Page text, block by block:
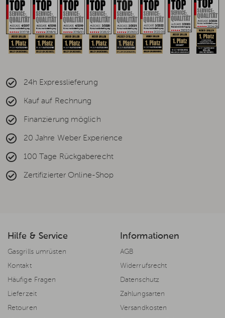
24h Expresslieferung
Kauf auf Rechnung
Finanzierung möglich
20 Jahre Weber Experience
100 Tage Rückgaberecht
Zertifizierter Online-Shop
Hilfe & Service
Gasgrills umrüsten
Kontakt
Häufige Fragen
Lieferzeit
Retouren
Informationen
AGB
Widerrufsrecht
Datenschutz
Zahlungsarten
Versandkosten